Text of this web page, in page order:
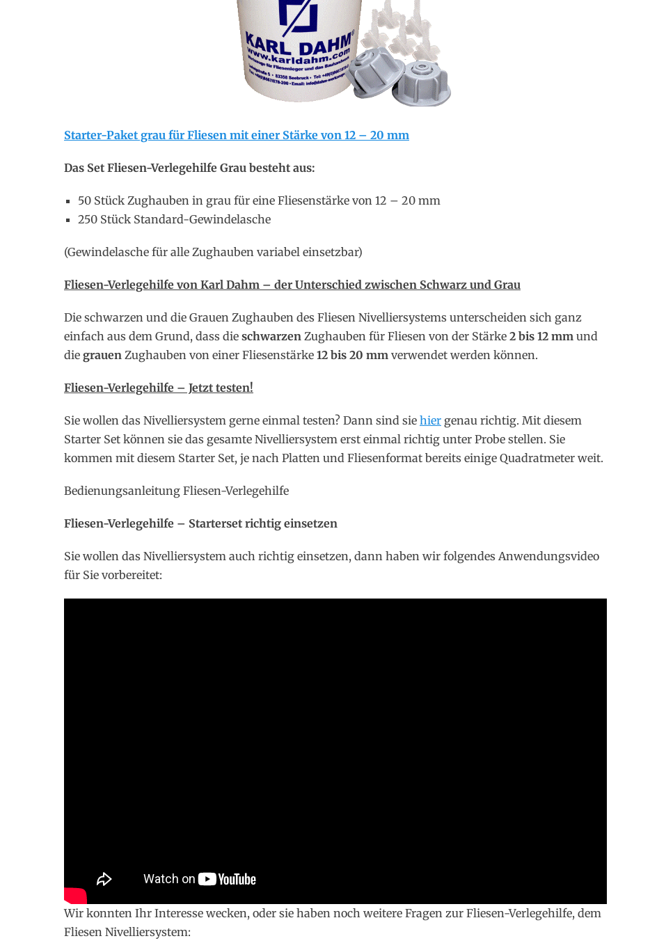
Starter-Paket grau für Fliesen mit einer Stärke von 12 – 20 mm
Das Set Fliesen-Verlegehilfe Grau besteht aus:
50 Stück Zughauben in grau für eine Fliesenstärke von 12 – 20 mm
250 Stück Standard-Gewindelasche
(Gewindelasche für alle Zughauben variabel einsetzbar)
Fliesen-Verlegehilfe von Karl Dahm – der Unterschied zwischen Schwarz und Grau
Die schwarzen und die Grauen Zughauben des Fliesen Nivelliersystems unterscheiden sich ganz
einfach aus dem Grund, dass die schwarzen Zughauben für Fliesen von der Stärke 2 bis 12 mm und
die grauen Zughauben von einer Fliesenstärke 12 bis 20 mm verwendet werden können.
Fliesen-Verlegehilfe – Jetzt testen!
Sie wollen das Nivelliersystem gerne einmal testen? Dann sind sie hier genau richtig. Mit diesem
Starter Set können sie das gesamte Nivelliersystem erst einmal richtig unter Probe stellen. Sie
kommen mit diesem Starter Set, je nach Platten und Fliesenformat bereits einige Quadratmeter weit.
Bedienungsanleitung Fliesen-Verlegehilfe
Fliesen-Verlegehilfe – Starterset richtig einsetzen
Sie wollen das Nivelliersystem auch richtig einsetzen, dann haben wir folgendes Anwendungsvideo
für Sie vorbereitet:
Wir konnten Ihr Interesse wecken, oder sie haben noch weitere Fragen zur Fliesen-Verlegehilfe, dem
Fliesen Nivelliersystem: